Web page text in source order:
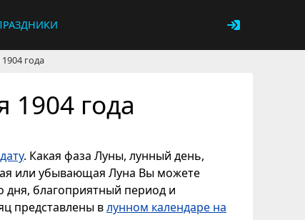
года
1904 года
. Какая фаза Луны, лунный день,
или убывающая Луна Вы можете
дня, благоприятный период и
представлены влунном календаре на